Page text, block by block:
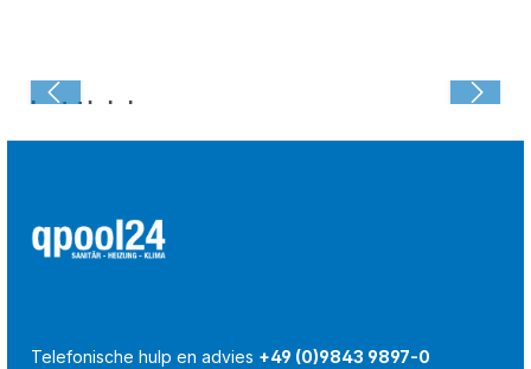
Laatst bekeken:
Telefonische hulp en advies +49 (0)9843 9897-0